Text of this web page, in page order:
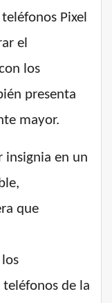
Pixel
el
los
presenta
mayor.
insignia en un
que
de la